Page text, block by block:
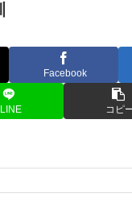
Facebook
LINE コピ